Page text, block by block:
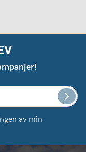
av min